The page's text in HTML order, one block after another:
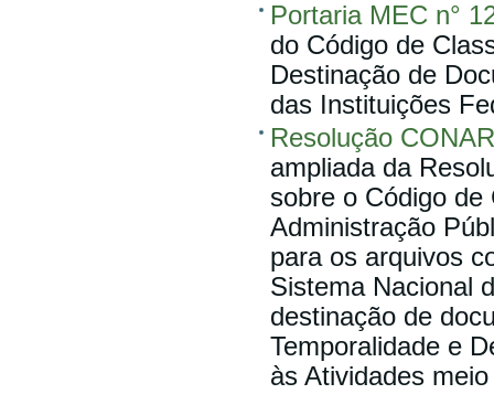
Portaria MEC n°
do Código de
Destinação de
das Instituições
Resolução
ampliada da
sobre o Código
Administração
para os arquivos
Sistema Nacional
destinação de
Temporalidade e
às Atividades